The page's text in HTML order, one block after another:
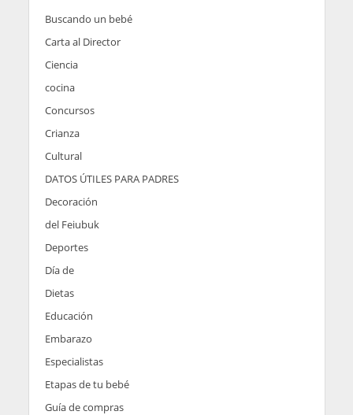
Buscando un bebé
Carta al Director
Ciencia
cocina
Concursos
Crianza
Cultural
DATOS ÚTILES PARA PADRES
Decoración
del Feiubuk
Deportes
Día de
Dietas
Educación
Embarazo
Especialistas
Etapas de tu bebé
Guía de compras